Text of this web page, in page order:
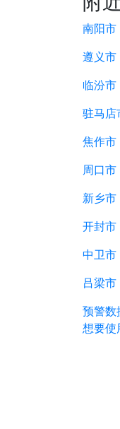
南阳市
遵义市
临汾市
驻马店
焦作市
周口市
新乡市
开封市
中卫市
吕梁
预警数
想要使